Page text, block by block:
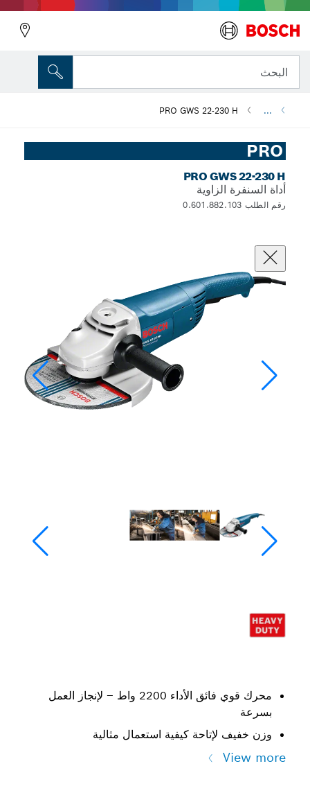
البحث
...
PRO GWS 22-230 H
PRO
PRO GWS 22-230 H
أداة السنفرة الزاوية
رقم الطلب 0.601.882.103
محرك قوي فائق الأداء 2200 واط – لإنجاز العمل
بسرعة
وزن خفيف لإتاحة كيفية استعمال مثالية
View more